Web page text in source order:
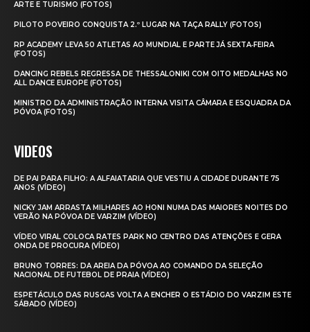
ARTE E TURISMO (FOTOS)
PILOTO POVEIRO CONQUISTA 2.º LUGAR NA TAÇA RALLY (FOTOS)
RP ACADEMY LEVA 50 ATLETAS AO MUNDIAL E PARTE JÁ SEXTA‑FEIRA
(FOTOS)
DANCING REBELS REGRESSA DE THESSALONIKI COM OITO MEDALHAS NO
ALL DANCE EUROPE (FOTOS)
MINISTRO DA ADMINISTRAÇÃO INTERNA VISITA CÂMARA E ESQUADRA DA
PÓVOA (FOTOS)
VIDEOS
DE PAI PARA FILHO: A ALFAIATARIA QUE VESTIU A CIDADE DURANTE 75
ANOS (VÍDEO)
NICKY JAM ARRASTA MILHARES AO HONI NUMA DAS MAIORES NOITES DO
VERÃO NA PÓVOA DE VARZIM (VÍDEO)
VÍDEO VIRAL COLOCA RATES PARK NO CENTRO DAS ATENÇÕES E GERA
ONDA DE PROCURA (VÍDEO)
BRUNO TORRES: DA AREIA DA PÓVOA AO COMANDO DA SELEÇÃO
NACIONAL DE FUTEBOL DE PRAIA (VÍDEO)
ESPETÁCULO DAS RUSGAS VOLTA A ENCHER O ESTÁDIO DO VARZIM ESTE
SÁBADO (VÍDEO)